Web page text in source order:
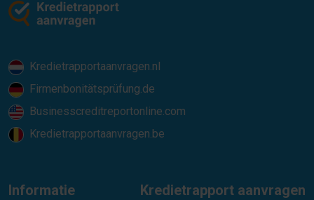
Kredietrapportaanvragen.nl
Firmenbonitätsprüfung.de
Businesscreditreportonline.com
Kredietrapportaanvragen.be
Informatie Kredietrapport aanvragen